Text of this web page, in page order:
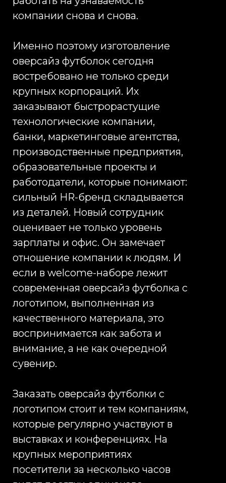
задача заключается не в том,
чтобы просто заказать оверсайз
результат: соблюдение сроков,
стабильное качество изделий и
соответствие готовой продукции
согласованным образцам. Infinity
Project сопровождает
корпоративные проекты на всех
этапах — от подбора моделей и
разработки технического
решения до производства,
поставки. Такой подход особенно
важен при тиражах для
сотрудников, мероприятий и
федеральных проектов, где
стоимость ошибки значительно
превышает разницу между
Мы работаем с корпоративными
заказами от 50 до нескольких
требования маркетинга, HR и
закупочных подразделений
оверсайз футболок с логотипом
может быть реализовано как на
базе готовых моделей, так и в
формате индивидуального
пошива с адаптацией под задачи
бренда. Работа по договору и
утверждённых параметров и
комплексное сопровождение
выстраивать системную работу с
корпоративным мерчем без
запускать процесс заново.